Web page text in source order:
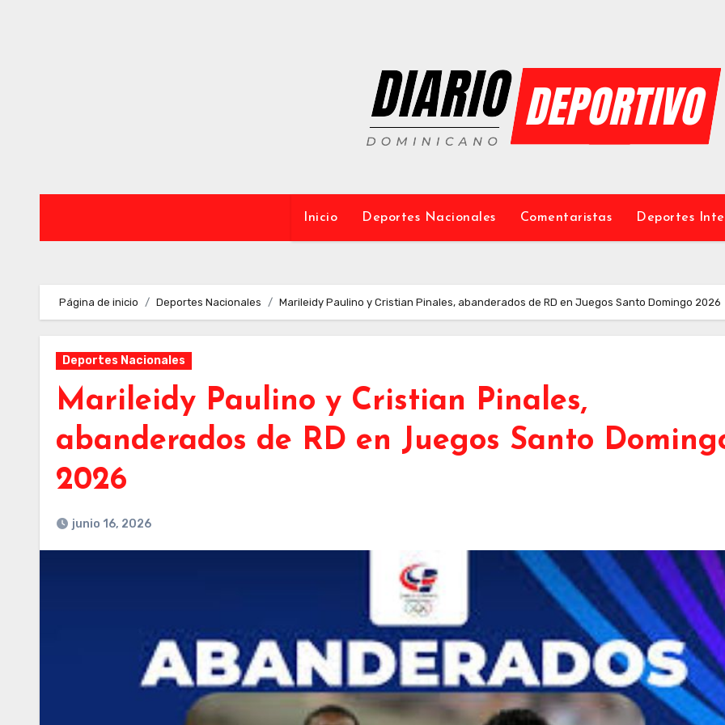
Inicio Deportes Nacionales Comentaristas Deportes
Página de inicio Deportes Nacionales Marileidy Paulino y Cristian Pinales, abanderados de RD en Juegos Santo Domingo 2026
Deportes Nacionales
Marileidy Paulino y Cristian Pinales,
abanderados de RD en Juegos Santo
2026
junio 16, 2026